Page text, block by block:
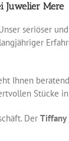
Mere
seriöser
Ihnen
Stücke
Der Tiffany